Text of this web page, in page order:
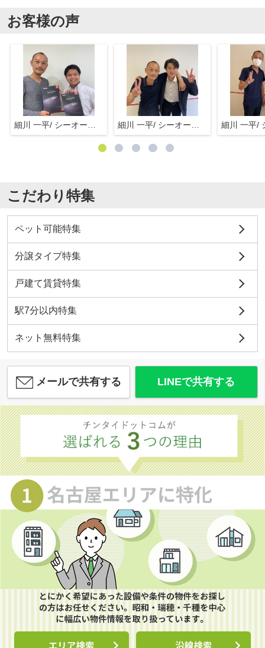
お客様の声
こだわり特集
ペット可能特集
分譲タイプ特集
戸建て賃貸特集
駅7分以内特集
ネット無料特集
メールで共有する LINEで共有する